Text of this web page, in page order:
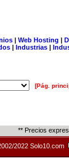
| Web Hosting |
| Industrias |
[Pág.
** Precios
2022 Solo10.com